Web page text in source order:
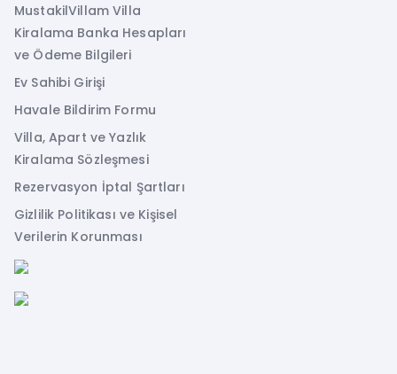
MustakilVillam Villa
Kiralama Banka Hesapları
ve Ödeme Bilgileri
Ev Sahibi Girişi
Havale Bildirim Formu
Villa, Apart ve Yazlık
Kiralama Sözleşmesi
Rezervasyon İptal Şartları
Gizlilik Politikası ve Kişisel
Verilerin Korunması